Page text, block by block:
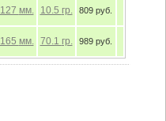
127 мм. 10.5 гр. 809 руб.
165 мм. 70.1 гр. 989 руб.